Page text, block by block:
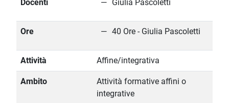
Docenti Giulia Pascoletti
Ore 40 Ore - Giulia Pascoletti
Attività Affine/integrativa
Ambito
Attività formative affini o
integrative